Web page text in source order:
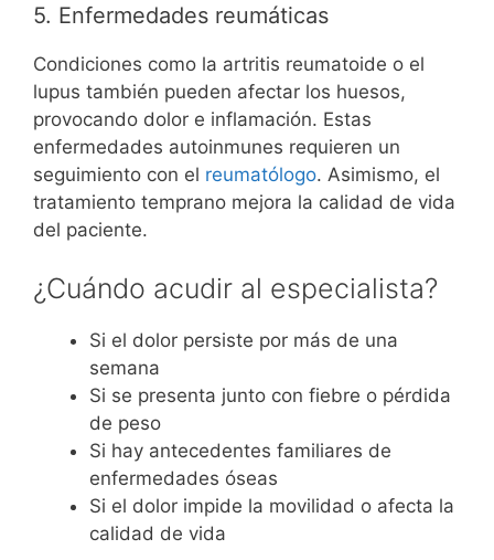
5. Enfermedades reumáticas
Condiciones como la artritis reumatoide o el
lupus también pueden afectar los huesos,
provocando dolor e inflamación. Estas
enfermedades autoinmunes requieren un
seguimiento con el reumatólogo. Asimismo, el
tratamiento temprano mejora la calidad de vida
del paciente.
¿Cuándo acudir al especialista?
Si el dolor persiste por más de una
semana
Si se presenta junto con fiebre o pérdida
de peso
Si hay antecedentes familiares de
enfermedades óseas
Si el dolor impide la movilidad o afecta la
calidad de vida